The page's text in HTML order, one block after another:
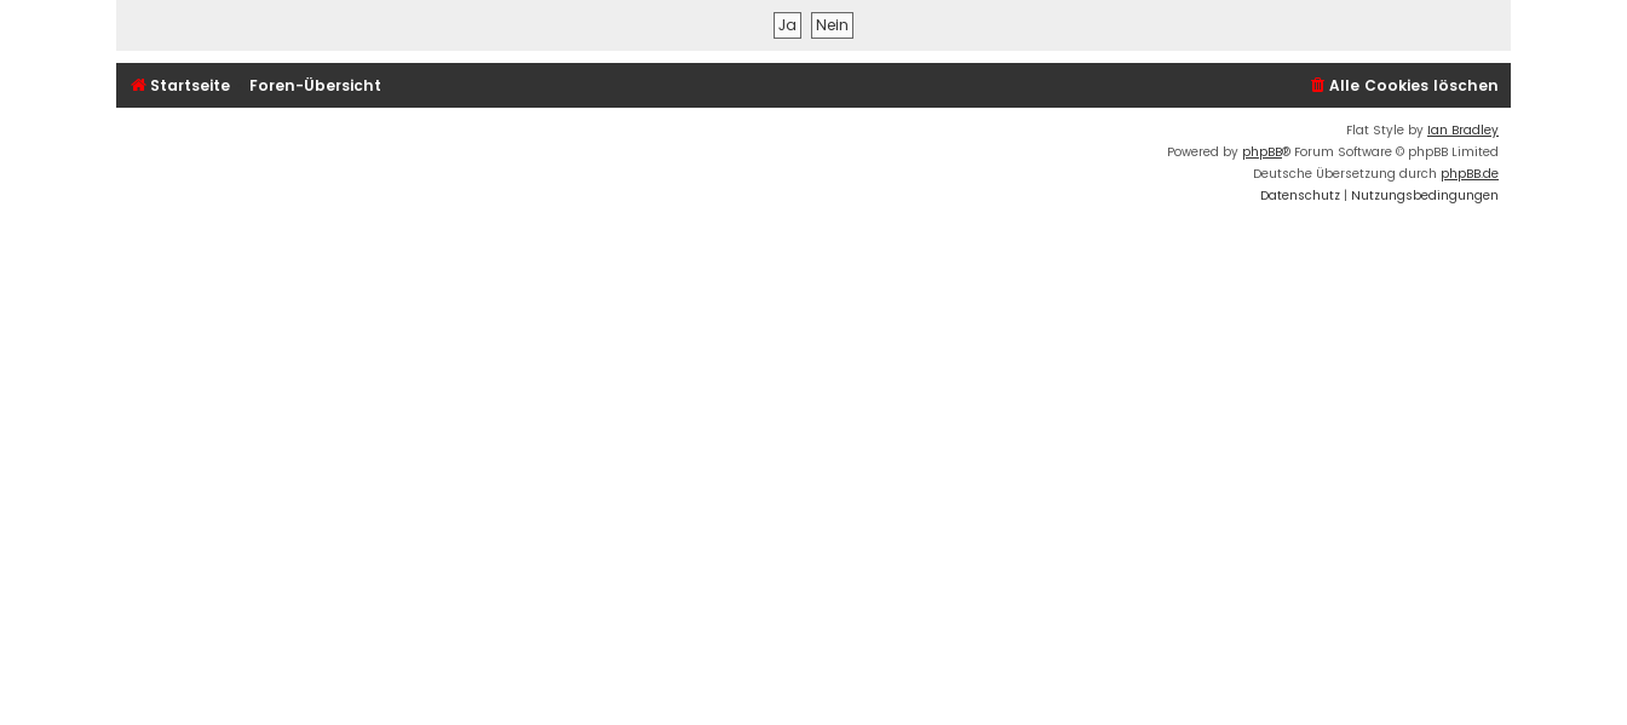
Startseite Foren-Übersicht Alle Cookies löschen
Flat Style by Ian Bradley
Powered by phpBB® Forum Software © phpBB Limited
Deutsche Übersetzung durch phpBB.de
Datenschutz | Nutzungsbedingungen